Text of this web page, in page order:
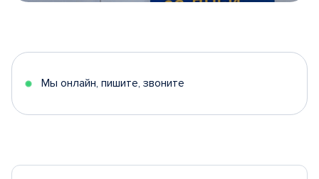
5
Мы онлайн, пишите, звоните